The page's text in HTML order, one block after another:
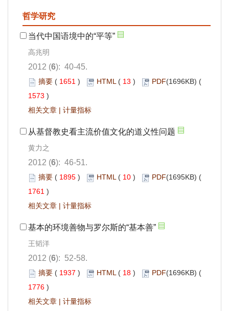
哲学研究
当代中国语境中的“平等”
高兆明
2012 (6): 40-45.
摘要 ( 1651 ) HTML( 13 ) PDF(1696KB) (
1573 )
相关文章 | 计量指标
从基督教史看主流价值文化的道义性问题
黄力之
2012 (6): 46-51.
摘要 ( 1895 ) HTML( 10 ) PDF(1695KB) (
1761 )
相关文章 | 计量指标
基本的环境善物与罗尔斯的“基本善”
王韬洋
2012 (6): 52-58.
摘要 ( 1937 ) HTML( 18 ) PDF(1696KB) (
1776 )
相关文章 | 计量指标